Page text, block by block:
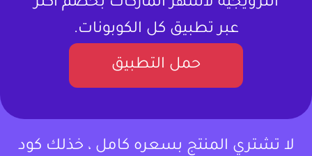
عبر تطبيق كل الكوبونات.
حمل التطبيق
لا تشتري المنتج بسعره كامل ، خذلك كود